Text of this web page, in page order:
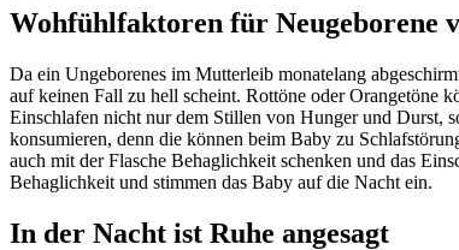
Wohfühlfaktoren für Neugeborene
Da ein Ungeborenes im Mutterleib monatelang
auf keinen Fall zu hell scheint. Rottöne oder Orangetöne
Einschlafen nicht nur dem Stillen von Hunger und Durst,
konsumieren, denn die können beim Baby zu
auch mit der Flasche Behaglichkeit schenken und das
Behaglichkeit und stimmen das Baby auf die Nacht ein.
In der Nacht ist Ruhe angesagt